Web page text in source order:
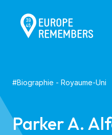
#Biographie - Royaume-Uni
Parker A.